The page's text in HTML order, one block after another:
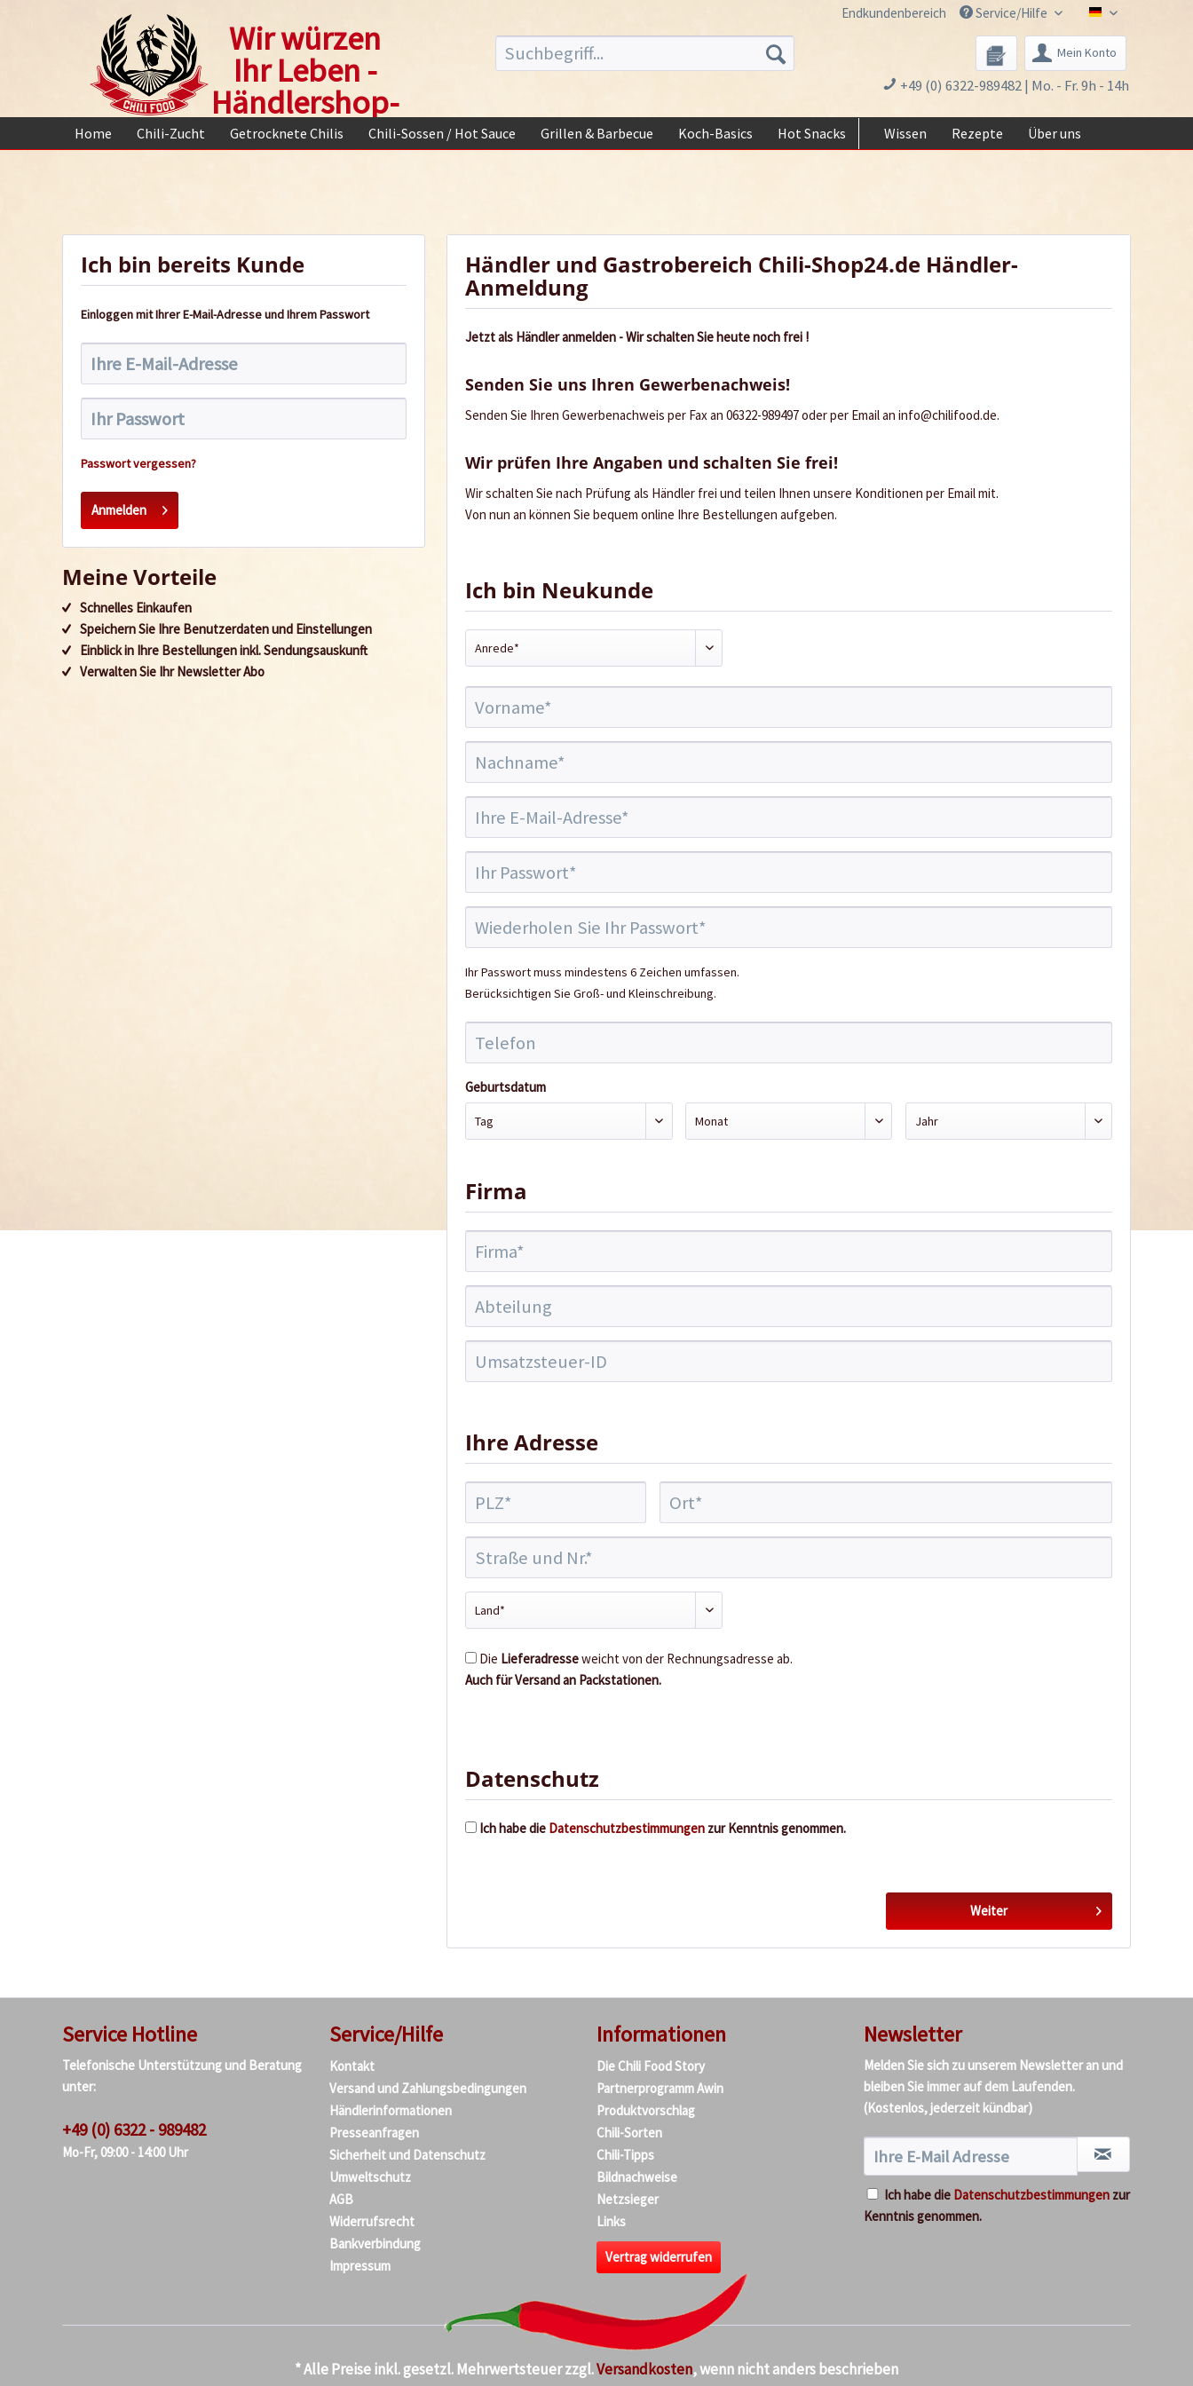
Chili-
Service/Hilfe
Endkundenbereich
Wir würzen
Ihr Leben -
Händlershop-
Mein Konto
+49 (0) 6322-989482 | Mo. - Fr. 9h - 14h
Home Chili-Zucht Getrocknete Chilis Chili-Sossen / Hot Sauce Grillen & Barbecue Koch-Basics Hot Snacks Wissen Rezepte Über uns
Händler und Gastrobereich Chili-Shop24.de Händler-
Anmeldung
Jetzt als Händler anmelden - Wir schalten Sie heute noch frei !
Senden Sie uns Ihren Gewerbenachweis!
Senden Sie Ihren Gewerbenachweis per Fax an 06322-989497 oder per Email an info@chilifood.de.
Wir prüfen Ihre Angaben und schalten Sie frei!
Wir schalten Sie nach Prüfung als Händler frei und teilen Ihnen unsere Konditionen per Email mit.
Von nun an können Sie bequem online Ihre Bestellungen aufgeben.
Ich bin Neukunde
Ihr Passwort muss mindestens 6 Zeichen umfassen.
Berücksichtigen Sie Groß- und Kleinschreibung.
Geburtsdatum
Firma
Ihre Adresse
Die Lieferadresseweicht von der Rechnungsadresse ab.
Auch für Versand an Packstationen.
Datenschutz
Ich habe die Datenschutzbestimmungen zur Kenntnis genommen.
Weiter
Ich bin bereits Kunde
Einloggen mit Ihrer E-Mail-Adresse und Ihrem Passwort
Passwort vergessen?
Anmelden
Meine Vorteile
Schnelles Einkaufen
Speichern Sie Ihre Benutzerdaten und Einstellungen
Einblick in Ihre Bestellungen inkl. Sendungsauskunft
Verwalten Sie Ihr Newsletter Abo
Service Hotline
Telefonische Unterstützung und Beratung
unter:
+49 (0) 6322 - 989482
Mo-Fr, 09:00 - 14:00 Uhr
Service/Hilfe
Kontakt
Versand und Zahlungsbedingungen
Händlerinformationen
Presseanfragen
Sicherheit und Datenschutz
Umweltschutz
AGB
Widerrufsrecht
Bankverbindung
Impressum
Informationen
Die Chili Food Story
Partnerprogramm Awin
Produktvorschlag
Chili-Sorten
Chili-Tipps
Bildnachweise
Netzsieger
Links
Vertrag widerrufen
Newsletter
Melden Sie sich zu unserem Newsletter an und
bleiben Sie immer auf dem Laufenden.
(Kostenlos, jederzeit kündbar)
Ich habe die Datenschutzbestimmungen zur
Kenntnis genommen.
* Alle Preise inkl. gesetzl. Mehrwertsteuer zzgl.Versandkosten, wenn nicht anders beschrieben